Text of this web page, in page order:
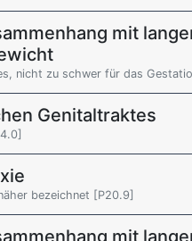
mit
nicht zu schwer für das
Genitaltraktes
bezeichnet [P20.9]
mit